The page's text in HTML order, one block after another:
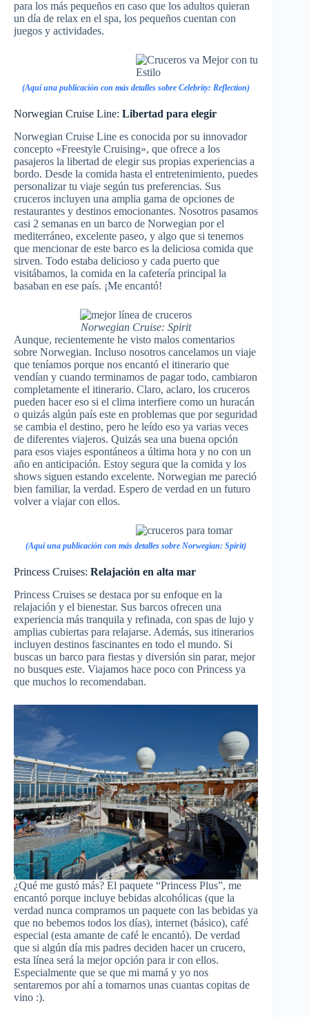
para los más pequeños en caso que los adultos quieran
un día de relax en el spa, los pequeños cuentan con
juegos y actividades.
(Aquí una publicación con más detalles sobre Celebrity: Reflection)
Norwegian Cruise Line: Libertad para elegir
Norwegian Cruise Line es conocida por su innovador
concepto «Freestyle Cruising», que ofrece a los
pasajeros la libertad de elegir sus propias experiencias a
bordo. Desde la comida hasta el entretenimiento, puedes
personalizar tu viaje según tus preferencias. Sus
cruceros incluyen una amplia gama de opciones de
restaurantes y destinos emocionantes. Nosotros pasamos
casi 2 semanas en un barco de Norwegian por el
mediterráneo, excelente paseo, y algo que si tenemos
que mencionar de este barco es la deliciosa comida que
sirven. Todo estaba delicioso y cada puerto que
visitábamos, la comida en la cafetería principal la
basaban en ese país. ¡Me encantó!
Norwegian Cruise: Spirit
Aunque, recientemente he visto malos comentarios
sobre Norwegian. Incluso nosotros cancelamos un viaje
que teníamos porque nos encantó el itinerario que
vendían y cuando terminamos de pagar todo, cambiaron
completamente el itinerario. Claro, aclaro, los cruceros
pueden hacer eso si el clima interfiere como un huracán
o quizás algún país este en problemas que por seguridad
se cambia el destino, pero he leído eso ya varias veces
de diferentes viajeros. Quizás sea una buena opción
para esos viajes espontáneos a última hora y no con un
año en anticipación. Estoy segura que la comida y los
shows siguen estando excelente. Norwegian me pareció
bien familiar, la verdad. Espero de verdad en un futuro
volver a viajar con ellos.
(Aquí una publicación con más detalles sobre Norwegian: Spirit)
Princess Cruises: Relajación en alta mar
Princess Cruises se destaca por su enfoque en la
relajación y el bienestar. Sus barcos ofrecen una
experiencia más tranquila y refinada, con spas de lujo y
amplias cubiertas para relajarse. Además, sus itinerarios
incluyen destinos fascinantes en todo el mundo. Si
buscas un barco para fiestas y diversión sin parar, mejor
no busques este. Viajamos hace poco con Princess ya
que muchos lo recomendaban.
¿Qué me gustó más? El paquete “Princess Plus”, me
encantó porque incluye bebidas alcohólicas (que la
verdad nunca compramos un paquete con las bebidas ya
que no bebemos todos los días), internet (básico), café
especial (esta amante de café le encantó). De verdad
que si algún día mis padres deciden hacer un crucero,
esta línea será la mejor opción para ir con ellos.
Especialmente que se que mi mamá y yo nos
sentaremos por ahí a tomarnos unas cuantas copitas de
vino :).